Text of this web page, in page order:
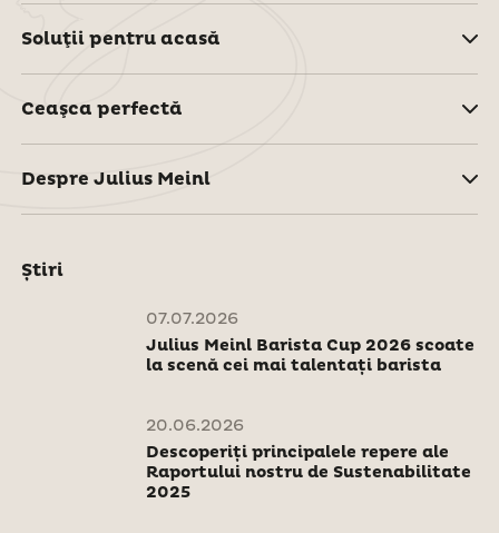
Soluţii pentru acasă
Ceaşca perfectă
Despre Julius Meinl
Știri
07.07.2026
Julius Meinl Barista Cup 2026 scoate
la scenă cei mai talentați barista
20.06.2026
Descoperiți principalele repere ale
Raportului nostru de Sustenabilitate
2025